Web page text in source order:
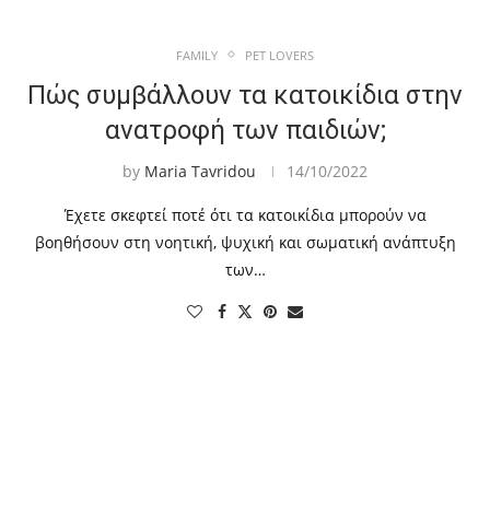
FAMILY PET LOVERS
Πώς συμβάλλουν τα κατοικίδια στην
ανατροφή των παιδιών;
by Maria Tavridou 14/10/2022
Έχετε σκεφτεί ποτέ ότι τα κατοικίδια μπορούν να
βοηθήσουν στη νοητική, ψυχική και σωματική ανάπτυξη
των…